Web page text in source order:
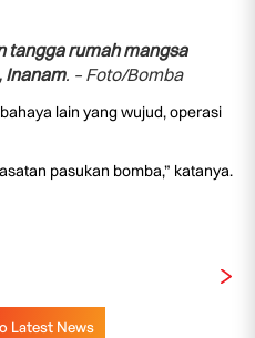
tangga rumah mangsa
Inanam. – Foto/Bomba
lain yang wujud, operasi
pasukan bomba,” katanya.
Latest News